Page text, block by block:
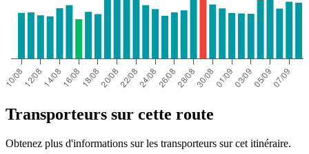
Transporteurs sur cette route
Obtenez plus d'informations sur les transporteurs sur cet itinéraire.